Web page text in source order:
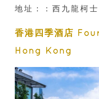
地址：：西九龍柯
香港四季酒店
Hong Kong